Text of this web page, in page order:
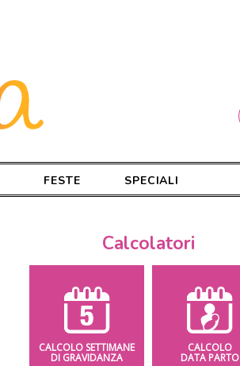
FESTE SPECIALI
Calcolatori
CALCOLO SETTIMANE
DI GRAVIDANZA
CALCOLO
DATA PARTO